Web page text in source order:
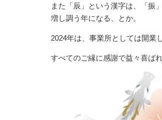
また「辰」という漢字は、「振
増し調う年になる、とか。
2024年は、事業所としては開業
すべてのご縁に感謝で益々喜ば